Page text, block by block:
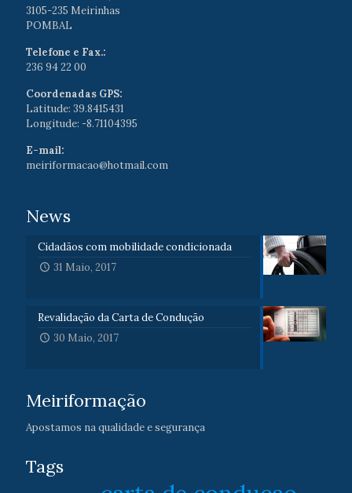
3105-235 Meirinhas
POMBAL
Telefone e Fax.:
236 94 22 00
Coordenadas GPS:
Latitude: 39.8415431
Longitude: -8.71104395
E-mail:
meiriformacao@hotmail.com
News
Cidadãos com mobilidade condicionada
31 Maio, 2017
Revalidação da Carta de Condução
30 Maio, 2017
Meiriformação
Apostamos na qualidade e segurança
Tags